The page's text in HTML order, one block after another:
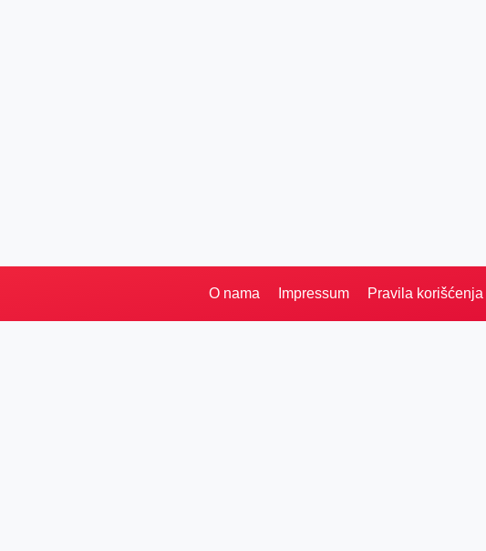
O nama Impressum Pravila korišćenja